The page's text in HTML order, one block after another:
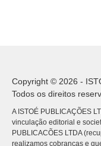
Copyright © 2026 -
Todos os direitos
A ISTOÉ PUBLICAÇÕES
vinculação editorial e
PUBLICACÕES LTDA
realizamos cobranças e